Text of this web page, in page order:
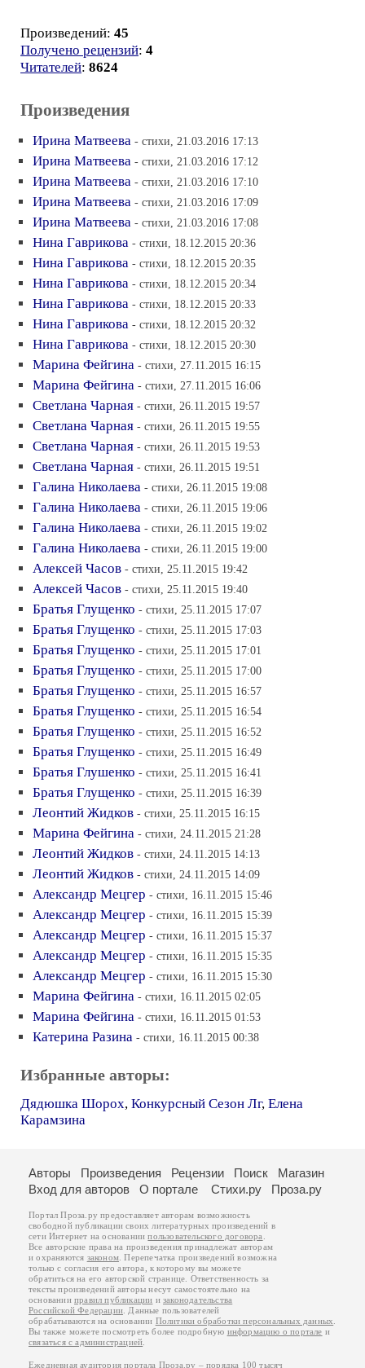
Произведений: 45
Получено рецензий: 4
Читателей: 8624
Произведения
Ирина Матвеева - стихи, 21.03.2016 17:13
Ирина Матвеева - стихи, 21.03.2016 17:12
Ирина Mатвеева - стихи, 21.03.2016 17:10
Ирина Mатвеева - стихи, 21.03.2016 17:09
Ирина Mатвеева - стихи, 21.03.2016 17:08
Нина Гаврикова - стихи, 18.12.2015 20:36
Нина Гаврикова - стихи, 18.12.2015 20:35
Нина Гаврикова - стихи, 18.12.2015 20:34
Нина Гаврикова - стихи, 18.12.2015 20:33
Нина Гаврикова - стихи, 18.12.2015 20:32
Нина Гаврикова - стихи, 18.12.2015 20:30
Марина Фейгина - стихи, 27.11.2015 16:15
Марина Фейгина - стихи, 27.11.2015 16:06
Светлана Чарная - стихи, 26.11.2015 19:57
Светлана Чарная - стихи, 26.11.2015 19:55
Светлана Чарная - стихи, 26.11.2015 19:53
Светлана Чарная - стихи, 26.11.2015 19:51
Галина Николаева - стихи, 26.11.2015 19:08
Галина Николаева - стихи, 26.11.2015 19:06
Галина Николаева - стихи, 26.11.2015 19:02
Галина Николаева - стихи, 26.11.2015 19:00
Алексей Часов - стихи, 25.11.2015 19:42
Алексей Часов - стихи, 25.11.2015 19:40
Братья Глущенко - стихи, 25.11.2015 17:07
Братья Глущенко - стихи, 25.11.2015 17:03
Братья Глущенко - стихи, 25.11.2015 17:01
Братья Глущенко - стихи, 25.11.2015 17:00
Братья Глущенко - стихи, 25.11.2015 16:57
Братья Глущенко - стихи, 25.11.2015 16:54
Братья Глущенко - стихи, 25.11.2015 16:52
Братья Глущенко - стихи, 25.11.2015 16:49
Братья Глушенко - стихи, 25.11.2015 16:41
Братья Глущенко - стихи, 25.11.2015 16:39
Леонтий Жидков - стихи, 25.11.2015 16:15
Марина Фейгина - стихи, 24.11.2015 21:28
Леонтий Жидков - стихи, 24.11.2015 14:13
Леонтий Жидков - стихи, 24.11.2015 14:09
Александр Мецгер - стихи, 16.11.2015 15:46
Александр Мецгер - стихи, 16.11.2015 15:39
Александр Мецгер - стихи, 16.11.2015 15:37
Александр Мецгер - стихи, 16.11.2015 15:35
Александр Мецгер - стихи, 16.11.2015 15:30
Марина Фейгина - стихи, 16.11.2015 02:05
Марина Фейгина - стихи, 16.11.2015 01:53
Катерина Разина - стихи, 16.11.2015 00:38
Избранные авторы:
Дядюшка Шорох, Конкурсный Сезон Лг, Елена
Карамзина
Авторы Произведения Рецензии Поиск
Магазин
Вход для авторов
О портале Стихи.ру Проза.ру
Портал Проза.ру предоставляет авторам возможность
свободной публикации своих литературных произведений в
сети Интернет на основаниипользовательского договора
Все авторские права на произведения принадлежат авторам
и охраняются законом . Перепечатка произведений возможна
только с согласия его автора, к которому вы можете
обратиться на его авторской странице. Ответственность за
тексты произведений авторы несут самостоятельно на
основанииправил публикации изаконодательства
Российской Федерации . Данные пользователей
обрабатываются на основании Политики обработки персональных данных
Вы также можете посмотреть более подробную информацию о портале и
связаться с администрацией
Ежедневная аудитория портала Проза.ру – порядка 100 тысяч